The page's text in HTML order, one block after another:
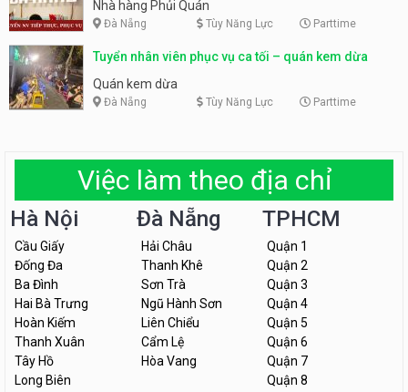
Nhà hàng Phủi Quán
Đà Nẵng Tùy Năng Lực Parttime
Tuyển nhân viên phục vụ ca tối – quán kem dừa
Quán kem dừa
Đà Nẵng Tùy Năng Lực Parttime
Việc làm theo địa chỉ
Hà Nội
Cầu Giấy
Đống Đa
Ba Đình
Hai Bà Trưng
Hoàn Kiếm
Thanh Xuân
Tây Hồ
Long Biên
Đà Nẵng
Hải Châu
Thanh Khê
Sơn Trà
Ngũ Hành Sơn
Liên Chiểu
Cẩm Lệ
Hòa Vang
TPHCM
Quận 1
Quận 2
Quận 3
Quận 4
Quận 5
Quận 6
Quận 7
Quận 8